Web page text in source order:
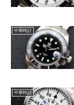
中華時計
中華時計